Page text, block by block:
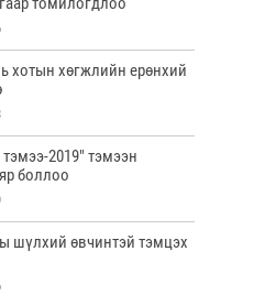
хотын хөгжлийн ерөнхий
2019" тэмээн
боллоо
шүлхий өвчинтэй тэмцэх